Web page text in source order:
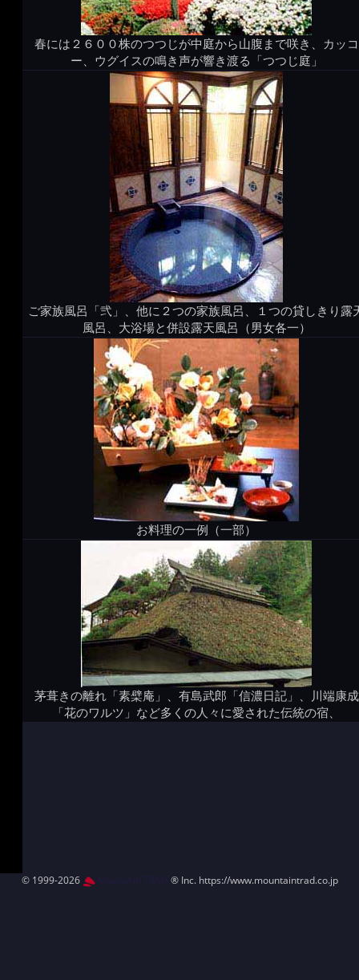
春には２６００株のつつじが中庭から山腹まで咲き、カッコ
ー、ウグイスの鳴き声が響き渡る「つつじ庭」
ご家族風呂「弐」、他に２つの家族風呂、１つの貸しきり露
風呂、大浴場と併設露天風呂（男女各一）
お料理の一例（一部）
茅葺きの離れ「素檗庵」、有島武郎「信濃日記」、川端康成
「花のワルツ」など多くの人々に愛された伝統の宿、
© 1999-2026 MountAin TRAD ® Inc. https://www.mountaintrad.co.jp